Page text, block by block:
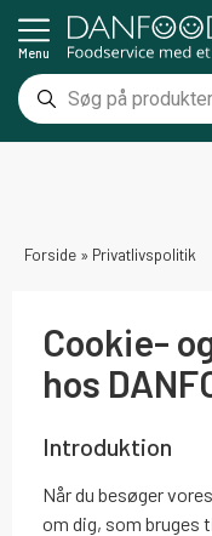
Menu
Forside » Privatlivspolitik
Cookie-
hos
Introduktion
Når du besøger
om dig, som bruges